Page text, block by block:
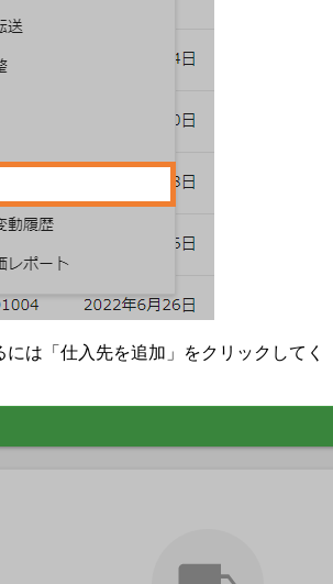
は「仕入先を追加」をクリックしてく